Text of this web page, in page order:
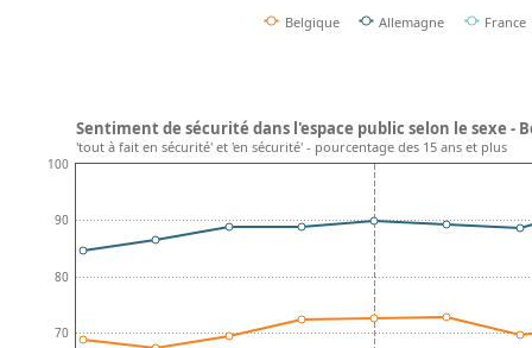
Belgique Allemagne France
70
80
90
100
Sentiment de sécurité dans l'espace public selon le sexe -
'tout à fait en sécurité' et 'en sécurité' - pourcentage des 15 ans et plus